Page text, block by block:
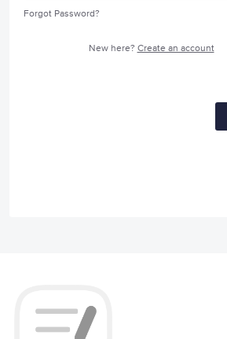
Forgot Password?
New here? Create an account